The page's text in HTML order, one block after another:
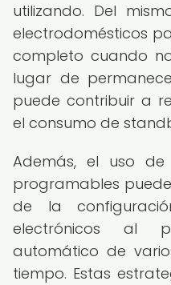
utilizando. Del
electrodomésticos
completo cuando
lugar de
puede contribuir a
el consumo de
Además, el uso de
programables
de la
electrónicos al
automático de
tiempo. Estas